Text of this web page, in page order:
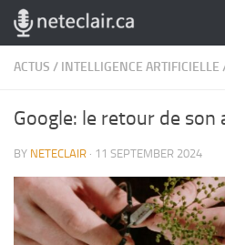
Skip to content
ACTUS / INTELLIGENCE ARTIFICIELLE
Google: le retour de son
BY NETECLAIR · 11 SEPTEMBER 2024